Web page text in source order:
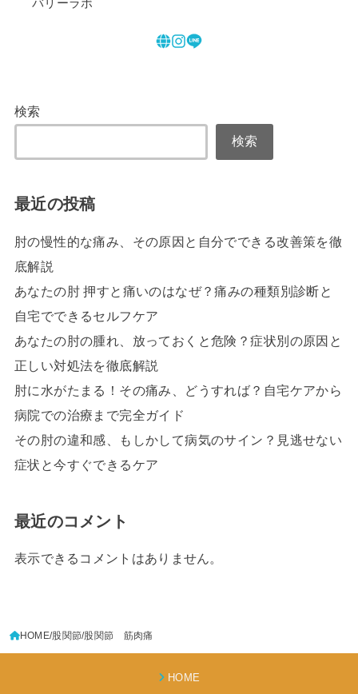
バリーラボ
検索
検索
最近の投稿
肘の慢性的な痛み、その原因と自分でできる改善策を徹
底解説
あなたの肘 押すと痛いのはなぜ？痛みの種類別診断と
自宅でできるセルフケア
あなたの肘の腫れ、放っておくと危険？症状別の原因と
正しい対処法を徹底解説
肘に水がたまる！その痛み、どうすれば？自宅ケアから
病院での治療まで完全ガイド
その肘の違和感、もしかして病気のサイン？見逃せない
症状と今すぐできるケア
最近のコメント
表示できるコメントはありません。
HOME 股関節 股関節 筋肉痛
HOME